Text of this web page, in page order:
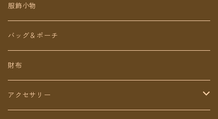
チェトオリジナル
ロング丈
ミディアム丈
ショート丈
トップス
ワンピース
パンツ
スカート
服飾小物
バッグ＆ポーチ
財布
アクセサリー